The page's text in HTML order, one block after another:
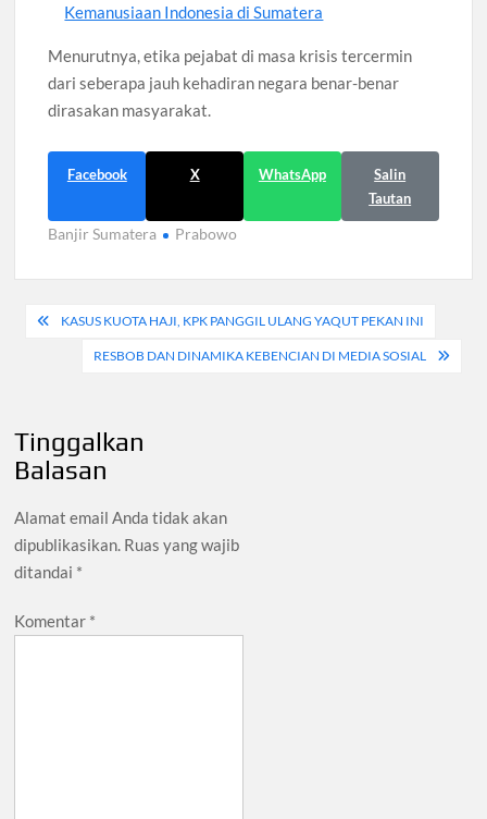
Kemanusiaan Indonesia di Sumatera
Menurutnya, etika pejabat di masa krisis tercermin
dari seberapa jauh kehadiran negara benar-benar
dirasakan masyarakat.
Facebook X WhatsApp
Salin
Tautan
Banjir Sumatera Prabowo
Navigasi
KASUS KUOTA HAJI, KPK PANGGIL ULANG YAQUT PEKAN INI
RESBOB DAN DINAMIKA KEBENCIAN DI MEDIA SOSIAL
Tinggalkan
Balasan
Alamat email Anda tidak akan
dipublikasikan. Ruas yang wajib
ditandai *
Komentar *